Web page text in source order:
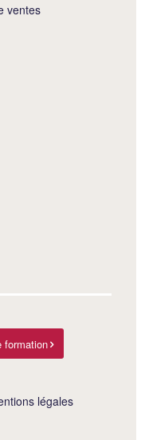
ventes
formation
légales